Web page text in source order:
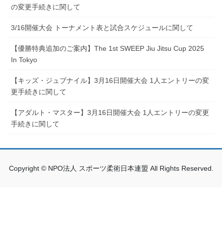
の変更手続きに関して
3/16開催大会 トーナメント表と試合スケジュールに関して
【優勝特典追加のご案内】The 1st SWEEP Jiu Jitsu Cup 2025
In Tokyo
【キッズ・ジュブナイル】3月16日開催大会 1人エントリーの変
更手続きに関して
【アダルト・マスター】3月16日開催大会 1人エントリーの変更
手続きに関して
Copyright © NPO法人 スポーツ柔術日本連盟 All Rights Reserved.